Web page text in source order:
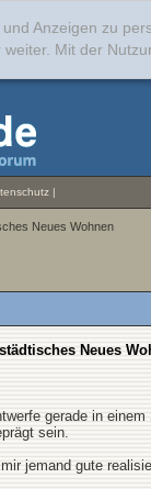
Anzeigen zu
Mit der
|
Neues Wohnen
Neues
gerade in
sein.
jemand gute